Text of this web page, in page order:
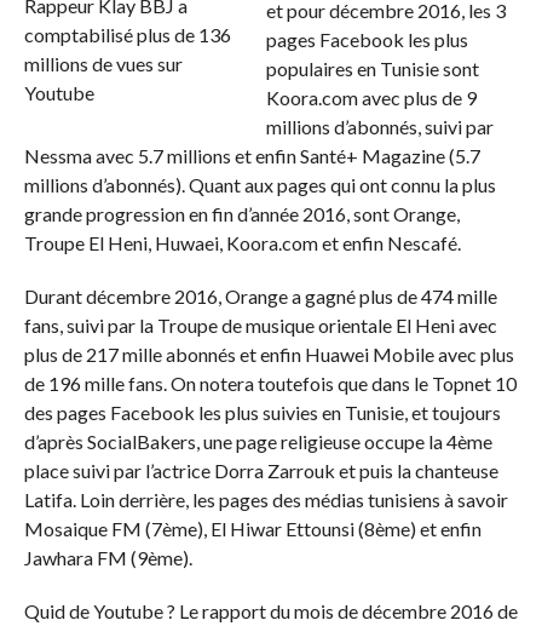
et pour décembre 2016, les 3
pages Facebook les plus
populaires en Tunisie sont
Koora.com avec plus de 9
millions d’abonnés, suivi par
Nessma avec 5.7 millions et enfin Santé+ Magazine (5.7
millions d’abonnés). Quant aux pages qui ont connu la plus
grande progression en fin d’année 2016, sont Orange,
Troupe El Heni, Huwaei, Koora.com et enfin Nescafé.
Durant décembre 2016, Orange a gagné plus de 474 mille
fans, suivi par la Troupe de musique orientale El Heni avec
plus de 217 mille abonnés et enfin Huawei Mobile avec plus
de 196 mille fans. On notera toutefois que dans le Topnet 10
des pages Facebook les plus suivies en Tunisie, et toujours
d’après SocialBakers, une page religieuse occupe la 4ème
place suivi par l’actrice Dorra Zarrouk et puis la chanteuse
Latifa. Loin derrière, les pages des médias tunisiens à savoir
Mosaique FM (7ème), El Hiwar Ettounsi (8ème) et enfin
Jawhara FM (9ème).
Quid de Youtube ? Le rapport du mois de décembre 2016 de